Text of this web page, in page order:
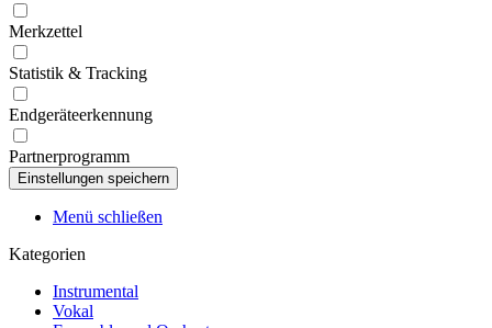
Merkzettel
Statistik & Tracking
Endgeräteerkennung
Partnerprogramm
Menü schließen
Kategorien
Instrumental
Vokal